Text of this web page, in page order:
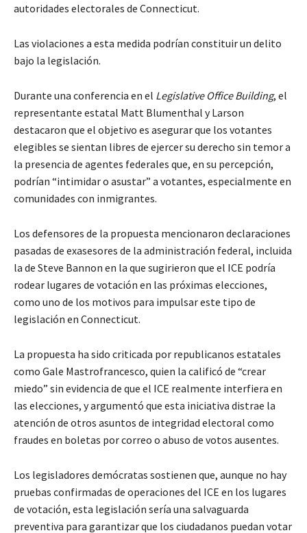
autoridades electorales de Connecticut.
Las violaciones a esta medida podrían constituir un delito
bajo la legislación.
Durante una conferencia en el Legislative Office Building, el
representante estatal Matt Blumenthal y Larson
destacaron que el objetivo es asegurar que los votantes
elegibles se sientan libres de ejercer su derecho sin temor a
la presencia de agentes federales que, en su percepción,
podrían “intimidar o asustar” a votantes, especialmente en
comunidades con inmigrantes.
Los defensores de la propuesta mencionaron declaraciones
pasadas de exasesores de la administración federal, incluida
la de Steve Bannon en la que sugirieron que el ICE podría
rodear lugares de votación en las próximas elecciones,
como uno de los motivos para impulsar este tipo de
legislación en Connecticut.
La propuesta ha sido criticada por republicanos estatales
como Gale Mastrofrancesco, quien la calificó de “crear
miedo” sin evidencia de que el ICE realmente interfiera en
las elecciones, y argumentó que esta iniciativa distrae la
atención de otros asuntos de integridad electoral como
fraudes en boletas por correo o abuso de votos ausentes.
Los legisladores demócratas sostienen que, aunque no hay
pruebas confirmadas de operaciones del ICE en los lugares
de votación, esta legislación sería una salvaguarda
preventiva para garantizar que los ciudadanos puedan votar